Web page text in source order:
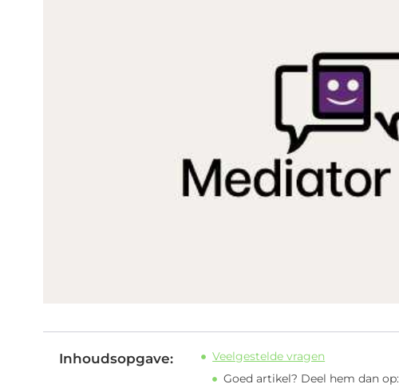
Inhoudsopgave:
Veelgestelde vragen
Goed artikel? Deel hem dan op: